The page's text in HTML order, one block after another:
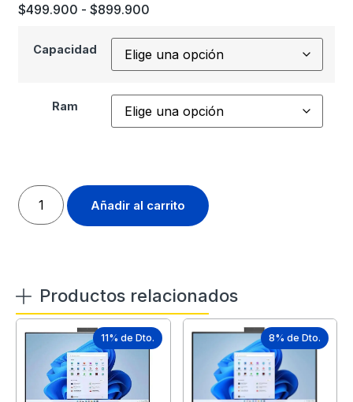
$499.900 - $899.900
Capacidad
Ram
Añadir al carrito
Productos relacionados
11% de Dto. 8% de Dto.